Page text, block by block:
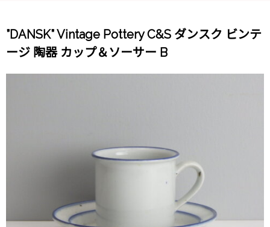
”DANSK” Vintage Pottery C&S ダンスク ビンテ
ージ 陶器 カップ＆ソーサー B